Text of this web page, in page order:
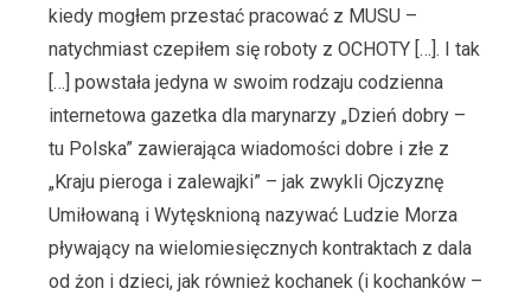
kiedy mogłem przestać pracować z MUSU –
natychmiast czepiłem się roboty z OCHOTY […]. I tak
[…] powstała jedyna w swoim rodzaju codzienna
internetowa gazetka dla marynarzy „Dzień dobry –
tu Polska” zawierająca wiadomości dobre i złe z
„Kraju pieroga i zalewajki” – jak zwykli Ojczyznę
Umiłowaną i Wytęsknioną nazywać Ludzie Morza
pływający na wielomiesięcznych kontraktach z dala
od żon i dzieci, jak również kochanek (i kochanków –